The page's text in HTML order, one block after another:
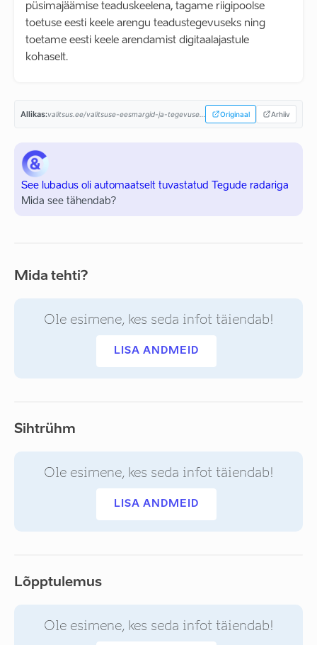
püsimajäämise teaduskeelena, tagame riigipoolse
toetuse eesti keele arengu teadustegevuseks ning
toetame eesti keele arendamist digitaalajastule
kohaselt.
Allikas: Originaal Arhiiv
See lubadus oli automaatselt tuvastatud Tegude radariga
Mida see tähendab?
Mida tehti?
Ole esimene, kes seda infot täiendab!
LISA ANDMEID
Sihtrühm
Ole esimene, kes seda infot täiendab!
LISA ANDMEID
Lõpptulemus
Ole esimene, kes seda infot täiendab!